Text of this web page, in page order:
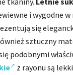
i wygodne w
się
sztuczny
podobnymi
z rayonu są